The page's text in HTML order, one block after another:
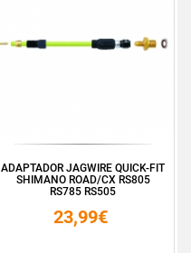
ADAPTADOR JAGWIRE QUICK-FIT
SHIMANO ROAD/CX RS805
RS785 RS505
23,99€